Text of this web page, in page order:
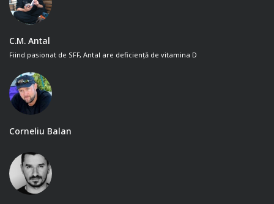
C.M. Antal
Fiind pasionat de SFF, Antal are deficiență de vitamina D
Corneliu Balan